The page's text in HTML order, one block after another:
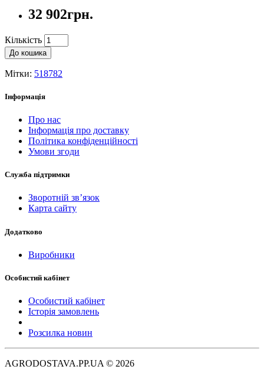
32 902грн.
Кількість
До кошика
Мітки: 518782
Інформація
Про нас
Інформація про доставку
Політика конфіденційності
Умови згоди
Служба підтримки
Зворотній зв’язок
Карта сайту
Додатково
Виробники
Особистий кабінет
Особистий кабінет
Історія замовлень
Розсилка новин
AGRODOSTAVA.PP.UA © 2026